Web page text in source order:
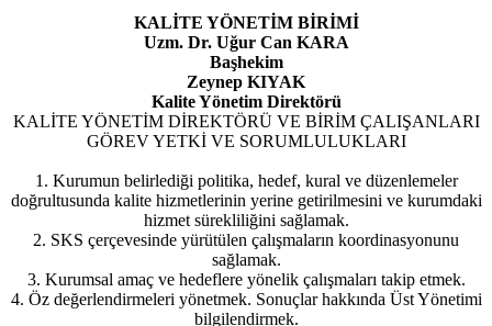
KALİTE YÖNETİM BİRİMİ
Uzm. Dr. Uğur Can KARA
Başhekim
Zeynep KIYAK
Kalite Yönetim Direktörü
KALİTE YÖNETİM DİREKTÖRÜ VE BİRİM ÇALIŞANLARI
GÖREV YETKİ VE SORUMLULUKLARI
1. Kurumun belirlediği politika, hedef, kural ve düzenlemeler
doğrultusunda kalite hizmetlerinin yerine getirilmesini ve kurumdaki
hizmet sürekliliğini sağlamak.
2. SKS çerçevesinde yürütülen çalışmaların koordinasyonunu
sağlamak.
3. Kurumsal amaç ve hedeflere yönelik çalışmaları takip etmek.
4. Öz değerlendirmeleri yönetmek. Sonuçlar hakkında Üst Yönetimi
bilgilendirmek.